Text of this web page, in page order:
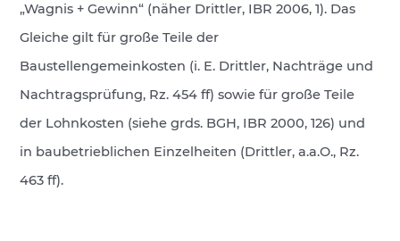
„Wagnis + Gewinn“ (näher Drittler, IBR 2006, 1). Das
Gleiche gilt für große Teile der
Baustellengemeinkosten (i. E. Drittler, Nachträge und
Nachtragsprüfung, Rz. 454 ff) sowie für große Teile
der Lohnkosten (siehe grds. BGH, IBR 2000, 126) und
in baubetrieblichen Einzelheiten (Drittler, a.a.O., Rz.
463 ff).